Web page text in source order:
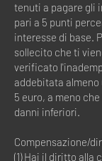
tenuti a pagare gli
pari a 5 punti
interesse di base.
sollecito che ti
verificato
addebitata
5 euro, a meno
danni inferiori.
Compensazione/
(1) Hai il diritto alla